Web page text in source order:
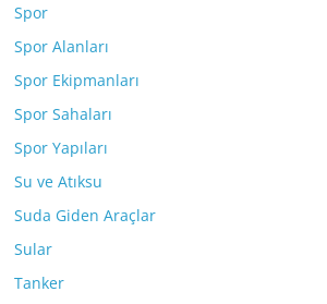
Spor
Spor Alanları
Spor Ekipmanları
Spor Sahaları
Spor Yapıları
Su ve Atıksu
Suda Giden Araçlar
Sular
Tanker